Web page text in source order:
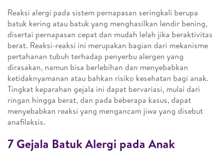
Reaksi alergi pada sistem pernapasan seringkali berupa
batuk kering atau batuk yang menghasilkan lendir bening,
disertai pernapasan cepat dan mudah lelah jika beraktivitas
berat. Reaksi-reaksi ini merupakan bagian dari mekanisme
pertahanan tubuh terhadap penyerbu alergen yang
dirasakan, namun bisa berlebihan dan menyebabkan
ketidaknyamanan atau bahkan risiko kesehatan bagi anak.
Tingkat keparahan gejala ini dapat bervariasi, mulai dari
ringan hingga berat, dan pada beberapa kasus, dapat
menyebabkan reaksi yang mengancam jiwa yang disebut
anafilaksis.
7 Gejala Batuk Alergi pada Anak